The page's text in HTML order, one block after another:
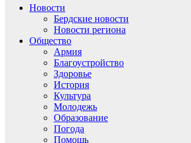
Новости
Бердские новости
Новости региона
Общество
Армия
Благоустройство
Здоровье
История
Культура
Молодежь
Образование
Погода
Помощь